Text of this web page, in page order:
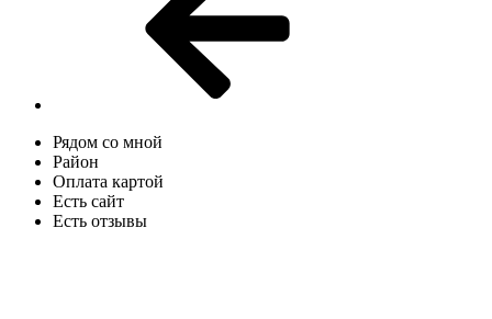
Рядом со мной
Район
Оплата картой
Есть сайт
Есть отзывы